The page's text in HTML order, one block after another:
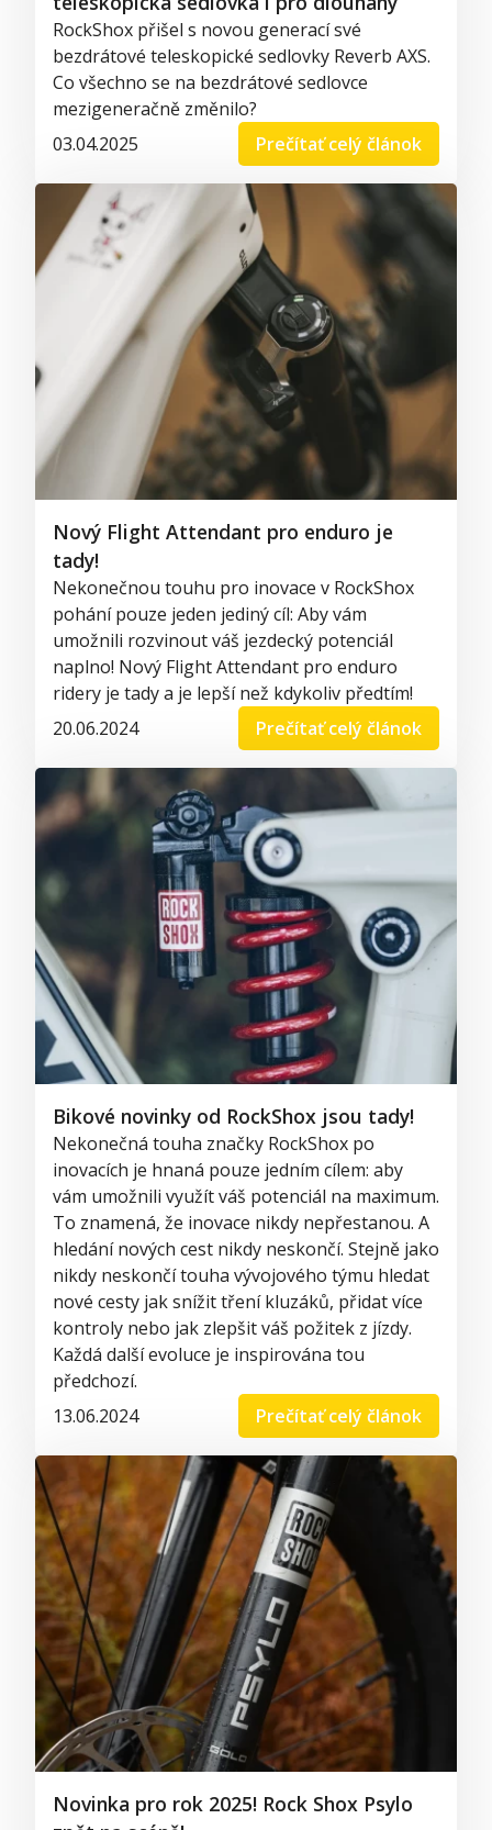
RockShox přišel s novou generací své
bezdrátové teleskopické sedlovky Reverb AXS.
Co všechno se na bezdrátové sedlovce
mezigeneračně změnilo?
03.04.2025
Prečítať celý článok
Nový Flight Attendant pro enduro je
tady!
Nekonečnou touhu pro inovace v RockShox
pohání pouze jeden jediný cíl: Aby vám
umožnili rozvinout váš jezdecký potenciál
naplno! Nový Flight Attendant pro enduro
ridery je tady a je lepší než kdykoliv předtím!
20.06.2024
Prečítať celý článok
Bikové novinky od RockShox jsou tady!
Nekonečná touha značky RockShox po
inovacích je hnaná pouze jedním cílem: aby
vám umožnili využít váš potenciál na maximum.
To znamená, že inovace nikdy nepřestanou. A
hledání nových cest nikdy neskončí. Stejně jako
nikdy neskončí touha vývojového týmu hledat
nové cesty jak snížit tření kluzáků, přidat více
kontroly nebo jak zlepšit váš požitek z jízdy.
Každá další evoluce je inspirována tou
předchozí.
13.06.2024
Prečítať celý článok
Novinka pro rok 2025! Rock Shox Psylo